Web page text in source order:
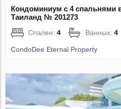
Кондоминиум с 4 спальнями
Таиланд № 201273
Спален:4 Ванных:4
CondoDee Eternal Property